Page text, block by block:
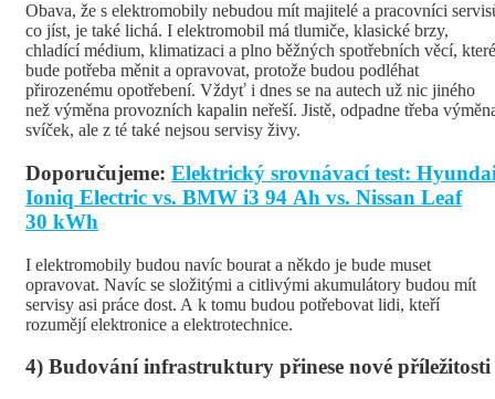
Obava, že s elektromobily nebudou mít majitelé a pracovníci
co jíst, je také lichá. I elektromobil má tlumiče, klasické brzy,
chladící médium, klimatizaci a plno běžných spotřebních věcí, které
bude potřeba měnit a opravovat, protože budou podléhat
přirozenému opotřebení. Vždyť i dnes se na autech už nic jiného
než výměna provozních kapalin neřeší. Jistě, odpadne třeba
svíček, ale z té také nejsou servisy živy.
Doporučujeme: Elektrický srovnávací test:
Ioniq Electric vs. BMW i3 94 Ah vs. Nissan Leaf
30 kWh
I elektromobily budou navíc bourat a někdo je bude muset
opravovat. Navíc se složitými a citlivými akumulátory budou mít
servisy asi práce dost. A k tomu budou potřebovat lidi, kteří
rozumějí elektronice a elektrotechnice.
4) Budování infrastruktury přinese nové příležitosti